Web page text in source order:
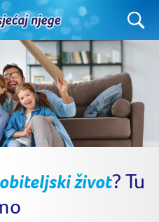
obiteljski život? Tu